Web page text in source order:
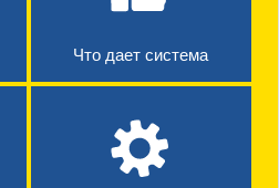
Что дает система